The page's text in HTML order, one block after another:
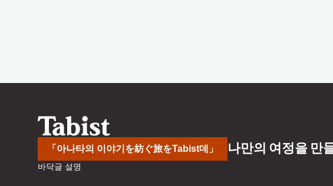
「아나타의 이야기を紡ぐ旅をTabist데」 나만의 여정을 만
바닥글 설명